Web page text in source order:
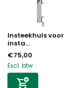
Insteekhuls voor
insta...
€75,00
Excl. btw